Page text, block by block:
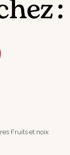
Fruits et noix